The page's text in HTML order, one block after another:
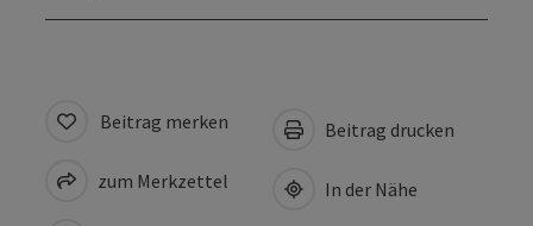
Beitrag merken
zum Merkzettel
Beitrag drucken
In der Nähe